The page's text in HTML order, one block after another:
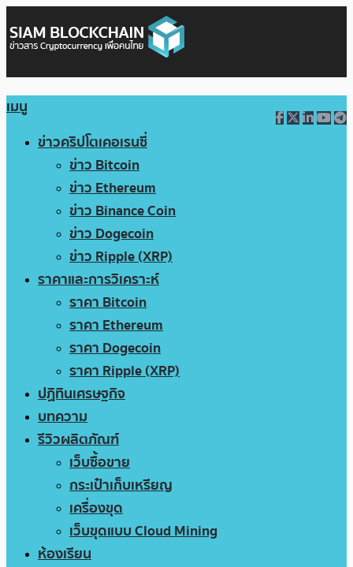
เมนู
ข่าวคริปโตเคอเรนซี่
ข่าว Bitcoin
ข่าว Ethereum
ข่าว Binance Coin
ข่าว Dogecoin
ข่าว Ripple (XRP)
ราคาและการวิเคราะห์
ราคา Bitcoin
ราคา Ethereum
ราคา Dogecoin
ราคา Ripple (XRP)
ปฏิทินเศรษฐกิจ
บทความ
รีวิวผลิตภัณฑ์
เว็บซื้อขาย
กระเป๋าเก็บเหรียญ
เครื่องขุด
เว็บขุดแบบ Cloud Mining
ห้องเรียน